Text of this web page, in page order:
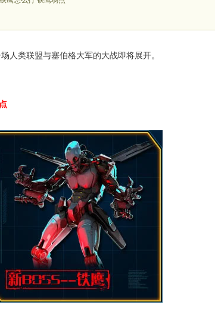
人类联盟与塞伯格大军的大战即将展开。